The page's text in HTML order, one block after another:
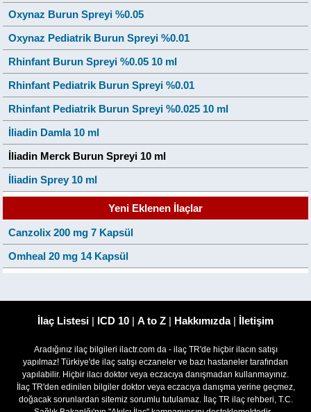
Oxynaz Burun Spreyi %0.05
Oxynaz Pediatrik Burun Spreyi %0.01
Rhinfant Burun Spreyi %0.05 10 ml
Rhinfant Pediatrik Burun Spreyi %0.01
Rhinfant Pediatrik Burun Spreyi %0.025 10 ml
İliadin Damla 10 ml
İliadin Merck Burun Spreyi 10 ml
İliadin Sprey 10 ml
Yeni Eklenen İlaçlar
Canzolix 200 mg 7 Kapsül
Omheal 20 mg 14 Kapsül
İlaç Listesi | ICD 10 | A to Z | Hakkımızda| İletişim
Aradığınız ilaç bilgileri ilactr.com da - ilaç TR'de hiçbir ilacın satışı
yapılmaz! Türkiye'de ilaç satışı eczaneler ve bazı hastaneler tarafından
yapılabilir. Hiçbir ilacı doktor veya eczacıya danışmadan kullanmayınız.
İlaç TR'den edinilen bilgiler doktor veya eczacıya danışma yerine geçmez,
doğacak sorunlardan sitemiz sorumlu tutulamaz. İlaç TR ilaç rehberi, T.C.